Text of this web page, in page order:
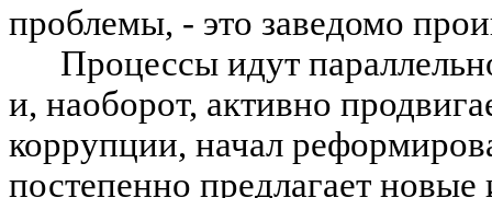
проблемы, - это заведомо
Процессы идут
и, наоборот, активно
коррупции, начал
постепенно предлагает